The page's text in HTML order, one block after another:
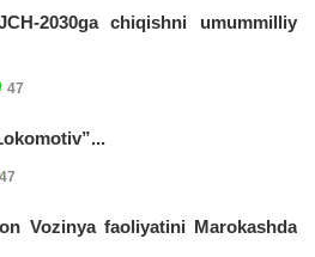
2030ga chiqishni umummilliy
47
47
Vozinya faoliyatini Marokashda